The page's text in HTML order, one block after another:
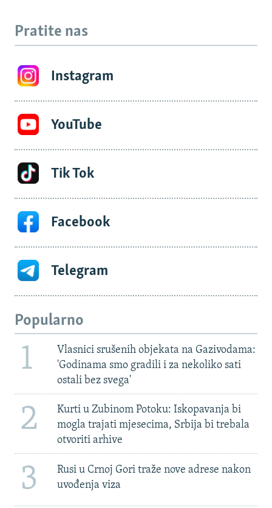
Pratite nas
Instagram
YouTube
Tik Tok
Facebook
Telegram
Popularno
1
Vlasnici srušenih objekata na Gazivodama:
'Godinama smo gradili i za nekoliko sati
ostali bez svega'
2
Kurti u Zubinom Potoku: Iskopavanja bi
mogla trajati mjesecima, Srbija bi trebala
otvoriti arhive
3
Rusi u Crnoj Gori traže nove adrese nakon
uvođenja viza